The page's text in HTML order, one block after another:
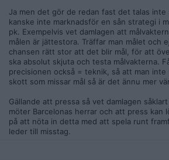
De lag/länder som hittar och tillämpar
styrkor kommer få fördelar. De som
syn på herrfotboll kommer på efterkälken.
Ja men det gör de redan fast det talas inte
kanske inte marknadsför en sån strategi i
pk. Exempelvis vet damlagen att
målen är jättestora. Träffar man målet och
chansen rätt stor att det blir mål, för att
ska absolut skjuta och testa målvakterna.
precisionen också = teknik, så att man inte
skott som missar mål så är det ännu mer
Gällande att pressa så vet damlagen
möter Barcelonas herrar och att press kan
på att nöta in detta med att spela runt
leder till misstag.